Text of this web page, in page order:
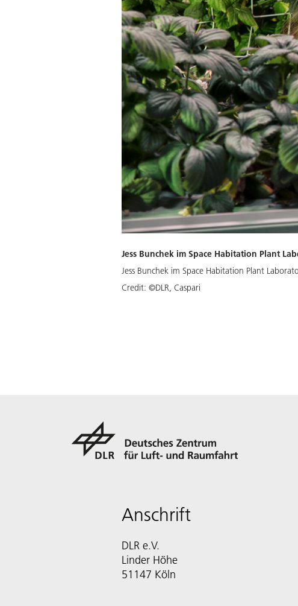
Jess Bunchek im Space Habitation Plant
Jess Bunchek im Space Habitation Plant
Credit: ©DLR, Caspari
Anschrift
DLR e.V.
Linder Höhe
51147 Köln